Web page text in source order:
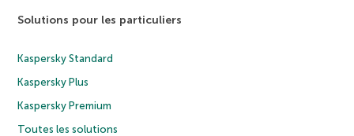
Solutions pour les particuliers
Kaspersky Standard
Kaspersky Plus
Kaspersky Premium
Toutes les solutions